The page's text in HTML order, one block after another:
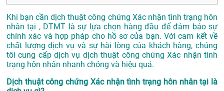
Khi bạn cần dịch thuật công chứng Xác nhận tình trạng hôn
nhân tại , DTMT là sự lựa chọn hàng đầu để đảm bảo sự
chính xác và hợp pháp cho hồ sơ của bạn. Với cam kết về
chất lượng dịch vụ và sự hài lòng của khách hàng, chúng
tôi cung cấp dịch vụ dịch thuật công chứng Xác nhận tình
trạng hôn nhân nhanh chóng và hiệu quả.
Dịch thuật công chứng Xác nhận tình trạng hôn nhân tại là